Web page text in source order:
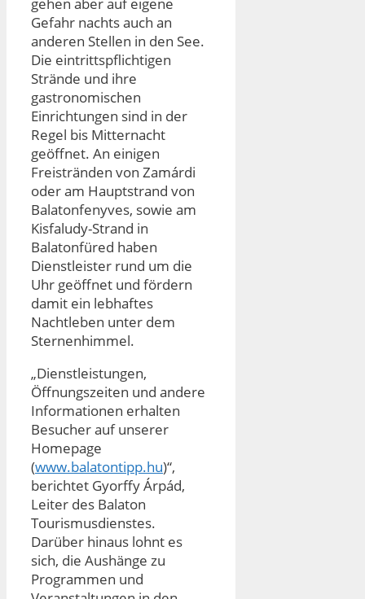
gehen aber auf eigene
Gefahr nachts auch an
anderen Stellen in den See.
Die eintrittspflichtigen
Strände und ihre
gastronomischen
Einrichtungen sind in der
Regel bis Mitternacht
geöffnet. An einigen
Freistränden von Zamárdi
oder am Hauptstrand von
Balatonfenyves, sowie am
Kisfaludy-Strand in
Balatonfüred haben
Dienstleister rund um die
Uhr geöffnet und fördern
damit ein lebhaftes
Nachtleben unter dem
Sternenhimmel.
„Dienstleistungen,
Öffnungszeiten und andere
Informationen erhalten
Besucher auf unserer
Homepage
(www.balatontipp.hu)“,
berichtet Gyorffy Árpád,
Leiter des Balaton
Tourismusdienstes.
Darüber hinaus lohnt es
sich, die Aushänge zu
Programmen und